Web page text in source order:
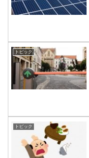
トピック
トピック